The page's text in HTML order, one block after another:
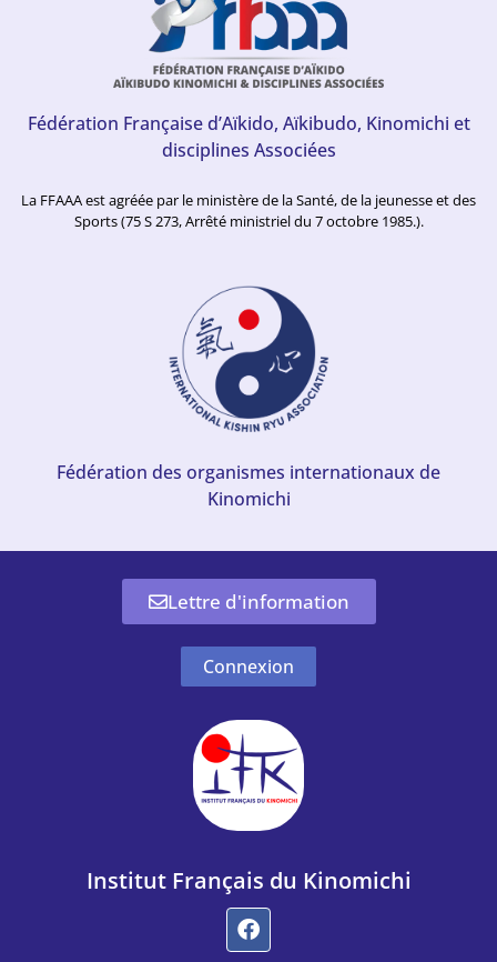
Fédération Française d’Aïkido, Aïkibudo, Kinomichi et
disciplines Associées
La FFAAA est agréée par le ministère de la Santé, de la jeunesse et des
Sports (75 S 273, Arrêté ministriel du 7 octobre 1985.).
Fédération des organismes internationaux de
Kinomichi
Institut Français du Kinomichi
Lettre d'information
Connexion